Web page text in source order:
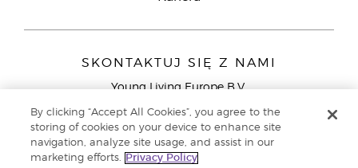
SKONTAKTUJ SIĘ Z NAMI
Young Living Europe B.V.
9727 AJ Groningen
Young Living Europe Ltd - Europejska siedziba
By clicking “Accept All Cookies”, you agree to the
storing of cookies on your device to enhance site
navigation, analyze site usage, and assist in our
marketing efforts.
Privacy Policy